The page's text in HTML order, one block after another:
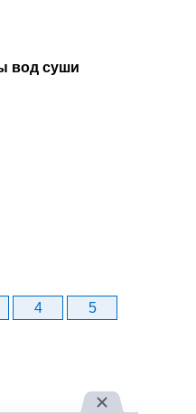
вод суши
4 5